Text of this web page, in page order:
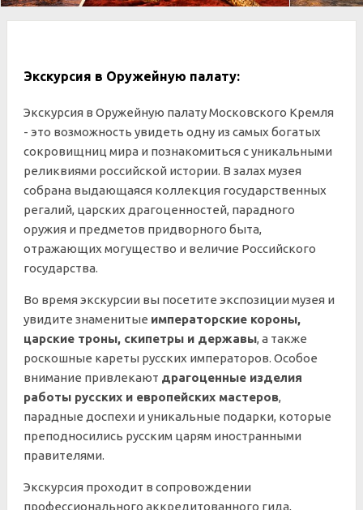
Экскурсия в Оружейную палату:
Экскурсия в Оружейную палату Московского Кремля
- это возможность увидеть одну из самых богатых
сокровищниц мира и познакомиться с уникальными
реликвиями российской истории. В залах музея
собрана выдающаяся коллекция государственных
регалий, царских драгоценностей, парадного
оружия и предметов придворного быта,
отражающих могущество и величие Российского
государства.
Во время экскурсии вы посетите экспозиции музея и
увидите знаменитые императорские короны,
царские троны, скипетры и державы, а также
роскошные кареты русских императоров. Особое
внимание привлекают драгоценные изделия
работы русских и европейских мастеров,
парадные доспехи и уникальные подарки, которые
преподносились русским царям иностранными
правителями.
Экскурсия проходит в сопровождении
профессионального аккредитованного гида,